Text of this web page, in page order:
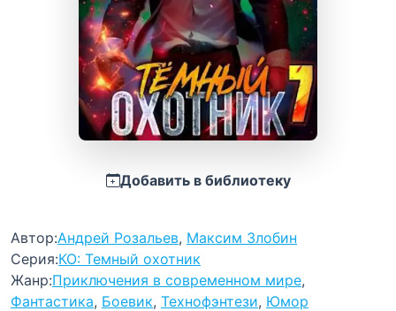
Добавить в библиотеку
Автор:Андрей Розальев, Максим Злобин
Серия:КО: Темный охотник
Жанр:Приключения в современном мире,
Фантастика, Боевик, Технофэнтези, Юмор